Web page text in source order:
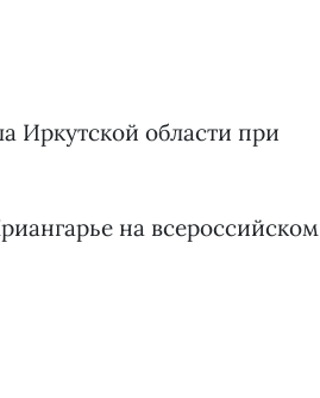
Иркутской области при
на всероссийском